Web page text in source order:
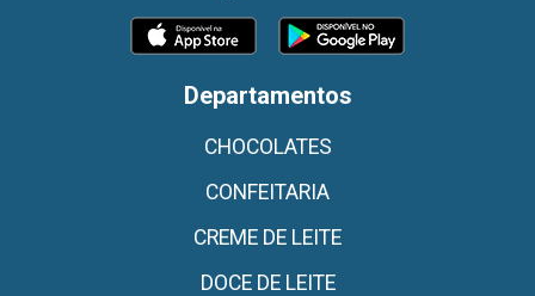
Departamentos
CHOCOLATES
CONFEITARIA
CREME DE LEITE
DOCE DE LEITE